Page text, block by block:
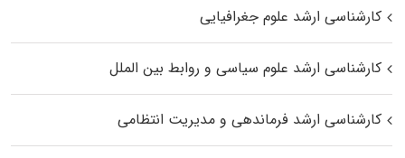
کارشناسی ارشد علوم جغرافیایی
کارشناسی ارشد علوم سیاسی و روابط بین الملل
کارشناسی ارشد فرماندهی و مدیریت انتظامی